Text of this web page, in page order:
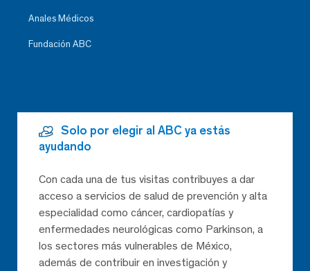
Anales Médicos
Fundación ABC
Solo por elegir al ABC ya estás
ayudando
Con cada una de tus visitas contribuyes a dar
acceso a servicios de salud de prevención y alta
especialidad como cáncer, cardiopatías y
enfermedades neurológicas como Parkinson, a
los sectores más vulnerables de México,
además de contribuir en investigación y